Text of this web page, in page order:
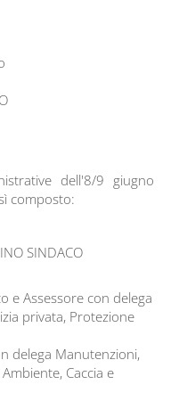
dell'8/9 giugno
composto:
SINDACO
e Assessore con delega
privata, Protezione
delega Manutenzioni,
Caccia e